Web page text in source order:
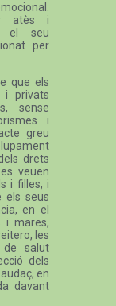
atès i
el seu
per
que els
i privats
sense
i
greu
drets
veuen
i filles, i
els seus
en el
i mares,
les
de salut
dels
en
davant